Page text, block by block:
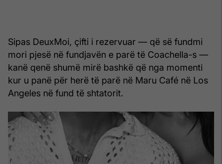
Sipas DeuxMoi, çifti i rezervuar — që së fundmi
mori pjesë në fundjavën e parë të Coachella-s —
kanë qenë shumë mirë bashkë që nga momenti
kur u panë për herë të parë në Maru Café në Los
Angeles në fund të shtatorit.